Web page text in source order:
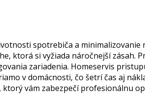
spotrebiča a minimalizovanie
ktorá si vyžiada náročnejší zásah.
zariadenia. Homeservis
v domácnosti, čo šetrí čas aj
vám zabezpečí profesionálnu